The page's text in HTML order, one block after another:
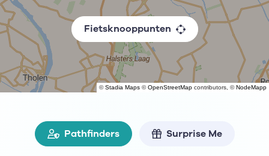
©Stadia Maps ©OpenStreetMap contributors, ©NodeMapp
Fietsknooppunten
Pathfinders Surprise Me